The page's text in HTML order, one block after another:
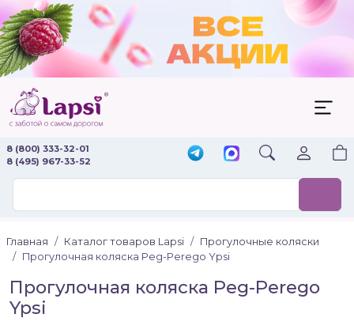
8 (800) 333-32-01
8 (495) 967-33-52
Главная Каталог товаров Lapsi
Прогулочные коляски
Прогулочная коляска Peg-Perego Ypsi
Прогулочная коляска Peg-Perego
Ypsi